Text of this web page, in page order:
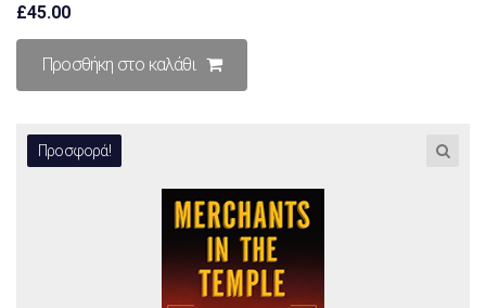
£45.00
Προσθήκη στο καλάθι
Προσφορά!